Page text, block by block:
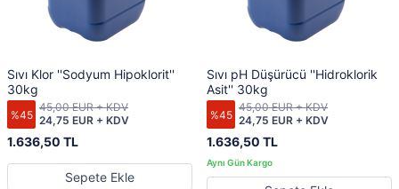
Sıvı Klor ''Sodyum Hipoklorit''
30kg
%45
1.636,50 TL
24,75 EUR + KDV
45,00 EUR + KDV
Sepete Ekle
Sıvı pH Düşürücü ''Hidroklorik
Asit'' 30kg
%45
1.636,50 TL
24,75 EUR + KDV
45,00 EUR + KDV